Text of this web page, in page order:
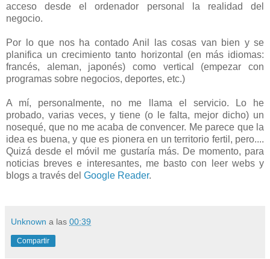
acceso desde el ordenador personal la realidad del
negocio.
Por lo que nos ha contado Anil las cosas van bien y se
planifica un crecimiento tanto horizontal (en más idiomas:
francés, aleman, japonés) como vertical (empezar con
programas sobre negocios, deportes, etc.)
A mí, personalmente, no me llama el servicio. Lo he
probado, varias veces, y tiene (o le falta, mejor dicho) un
nosequé, que no me acaba de convencer. Me parece que la
idea es buena, y que es pionera en un territorio fertil, pero....
Quizá desde el móvil me gustaría más. De momento, para
noticias breves e interesantes, me basto con leer webs y
blogs a través del Google Reader.
Unknown a las 00:39
Compartir